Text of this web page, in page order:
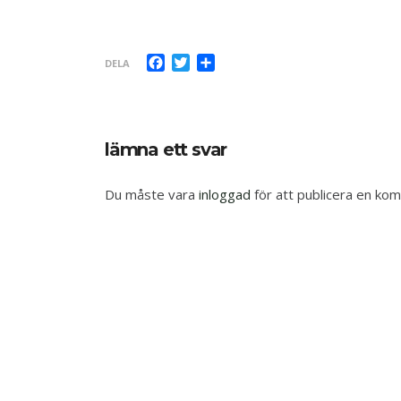
DELA Facebook
Twitter
lämna ett svar
Du måste vara inloggad för att publicera en